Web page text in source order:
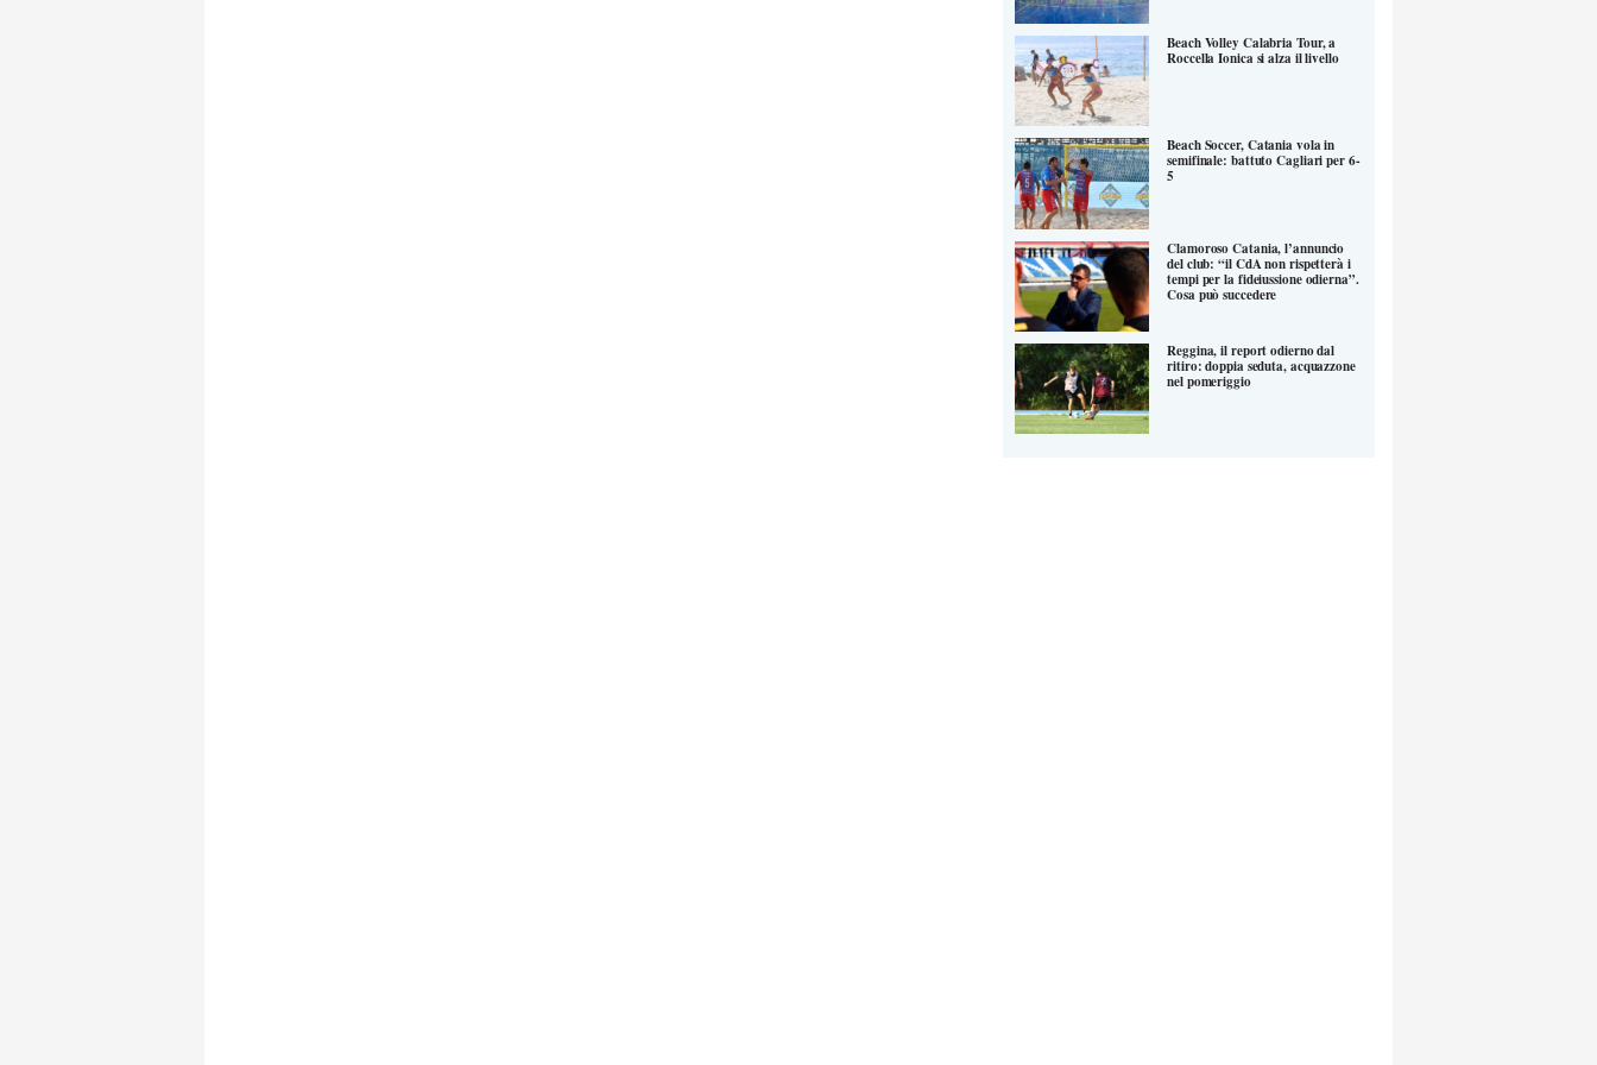
Beach Volley Calabria Tour, a
Roccella Ionica si alza il livello
Beach Soccer, Catania vola in
semifinale: battuto Cagliari per 6-
5
Clamoroso Catania, l’annuncio
del club: “il CdA non rispetterà i
tempi per la fideiussione odierna”.
Cosa può succedere
Reggina, il report odierno dal
ritiro: doppia seduta, acquazzone
nel pomeriggio